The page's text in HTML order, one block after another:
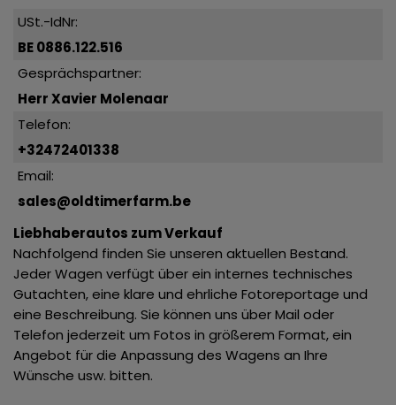
USt.-IdNr:
BE 0886.122.516
Gesprächspartner:
Herr Xavier Molenaar
Telefon:
+32472401338
Email:
sales@oldtimerfarm.be
Liebhaberautos zum Verkauf
Nachfolgend finden Sie unseren aktuellen Bestand.
Jeder Wagen verfügt über ein internes technisches
Gutachten, eine klare und ehrliche Fotoreportage und
eine Beschreibung. Sie können uns über Mail oder
Telefon jederzeit um Fotos in größerem Format, ein
Angebot für die Anpassung des Wagens an Ihre
Wünsche usw. bitten.